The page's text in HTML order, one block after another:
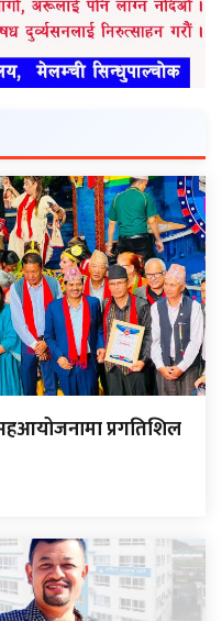
प्रगतिशिल